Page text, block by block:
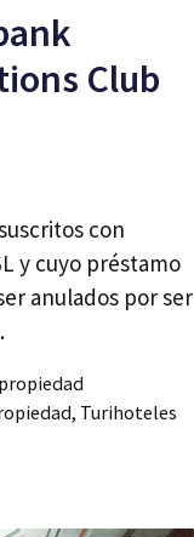
Club
con
y cuyo préstamo
anulados por ser
, Turihoteles